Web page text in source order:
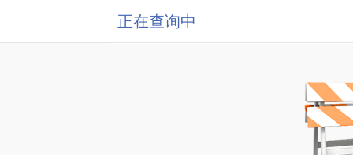
正在查询中